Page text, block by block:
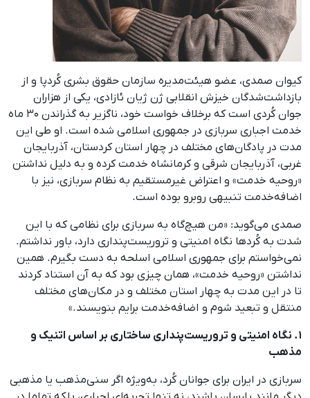
کیوان صمدی، عضو هیئت‌مدیره سازمان حقوق بشری کُردپا و از
بازداشت‌شدگان خیزش انقلابی ژن ژیان ئازادی، یکی از هزاران
جوان کُردی است که برخلاف خواست خود، ناگزیر به گذراندن ۳۰ ماه
خدمت اجباری سربازی در جمهوری اسلامی شده است. او طی این
مدت در پادگان‌های مختلف در چهار استان کردستان، آذربایجان
غربی، آذربایجان شرقی و کرمانشاه خدمت کرده و به دلیل نداشتن
«روحیه خدمت» و اعتراض غیرمستقیم به نظام سربازی، نیز با
اضافه‌خدمت تنبیهی روبرو بوده است.
صمدی می‌گوید: «من هیچ‌گاه به سربازی برای نظامی که با این
شدت به کُردها نگاه امنیتی و تروریست‌پنداری دارد، باور نداشتم.
نمی‌خواستم برای جمهوری اسلامی اسلحه به دست بگیرم. همین
نداشتن «روحیه خدمت»، همان چیزی بود که به آن استناد کردند
تا در این مدت به چهار استان مختلف و در مکان‌های مختلف
منتقل و تبعید شوم و اضافه‌خدمت برایم بنویسند.»
۱. نگاه امنیتی و تروریست‌پنداری ساختاری بر اساس اتنیک و
مذهب
سربازی در ایران برای جوانان کُرد، به‌ویژه اگر سنی‌مذهب یا مذهبی